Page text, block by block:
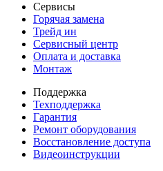
Сервисы
Горячая замена
Трейд ин
Сервисный центр
Оплата и доставка
Монтаж
Поддержка
Техподдержка
Гарантия
Ремонт оборудования
Восстановление доступа
Видеоинструкции